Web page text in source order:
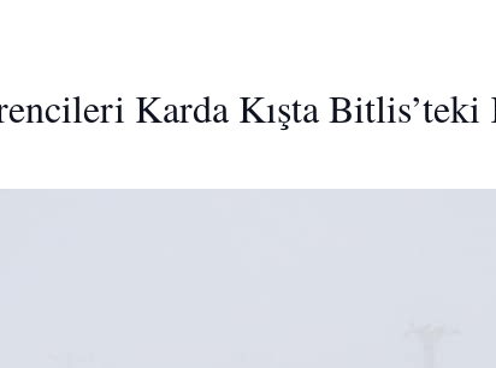
Karda Kışta Bitlis’teki